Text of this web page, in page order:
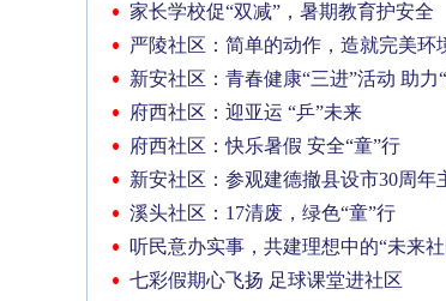
家长学校促“双减”，暑期教育护安全
严陵社区：简单的动作，造就完美环
新安社区：青春健康“三进”活动 助力
府西社区：迎亚运 “乒”未来
府西社区：快乐暑假 安全“童”行
新安社区：参观建德撤县设市30周年
溪头社区：17清废，绿色“童”行
听民意办实事，共建理想中的“未来
七彩假期心飞扬 足球课堂进社区